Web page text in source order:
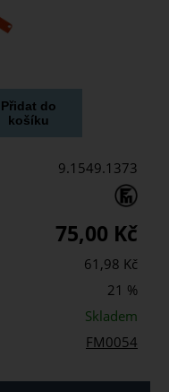
9.1549.1373
75,00 Kč
61,98 Kč
21 %
Skladem
FM0054